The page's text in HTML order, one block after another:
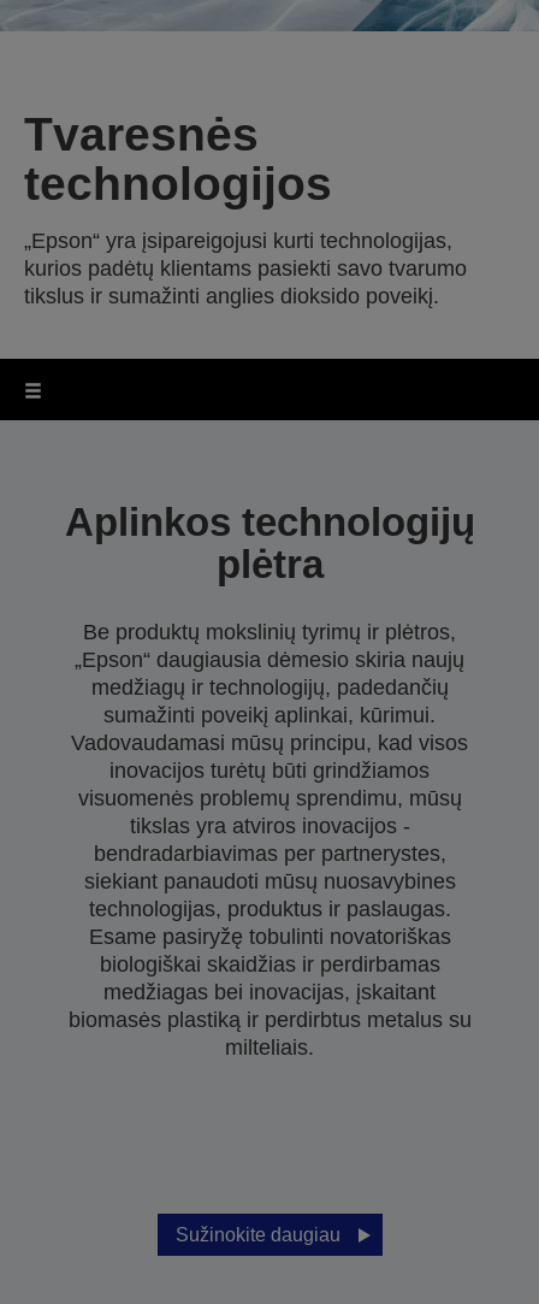
Tvaresnės
technologijos
„Epson“ yra įsipareigojusi kurti technologijas,
kurios padėtų klientams pasiekti savo tvarumo
tikslus ir sumažinti anglies dioksido poveikį.
Aplinkos technologijų
plėtra
Be produktų mokslinių tyrimų ir plėtros,
„Epson“ daugiausia dėmesio skiria naujų
medžiagų ir technologijų, padedančių
sumažinti poveikį aplinkai, kūrimui.
Vadovaudamasi mūsų principu, kad visos
inovacijos turėtų būti grindžiamos
visuomenės problemų sprendimu, mūsų
tikslas yra atviros inovacijos -
bendradarbiavimas per partnerystes,
siekiant panaudoti mūsų nuosavybines
technologijas, produktus ir paslaugas.
Esame pasiryžę tobulinti novatoriškas
biologiškai skaidžias ir perdirbamas
medžiagas bei inovacijas, įskaitant
biomasės plastiką ir perdirbtus metalus su
milteliais.
Sužinokite daugiau